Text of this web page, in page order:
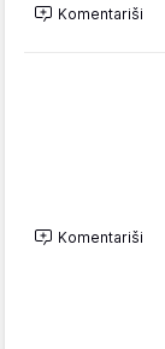
Komentariši
Komentariši